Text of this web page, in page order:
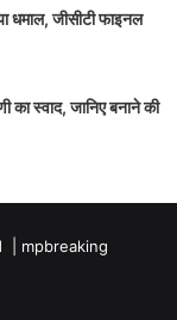
धमाल, जीसीटी फाइनल
का स्वाद, जानिए बनाने की
| mpbreaking